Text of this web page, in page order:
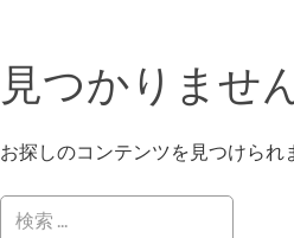
見つかりませ
お探しのコンテンツを見つけられ